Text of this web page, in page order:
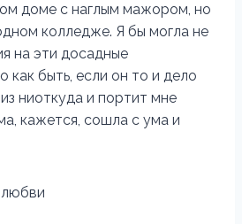
доме с наглым мажором, но
колледже. Я бы могла не
на эти досадные
как быть, если он то и дело
ниоткуда и портит мне
кажется, сошла с ума и